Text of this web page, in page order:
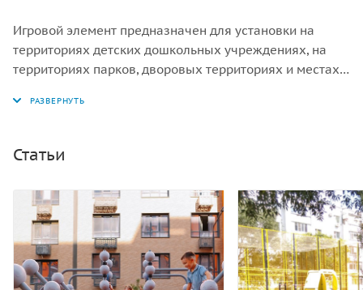
Игровой элемент предназначен для установки на
территориях детских дошкольных учреждениях, на
территориях парков, дворовых территориях и местах
гармоничного развития детей в возрасте до 7 лет.
Статьи